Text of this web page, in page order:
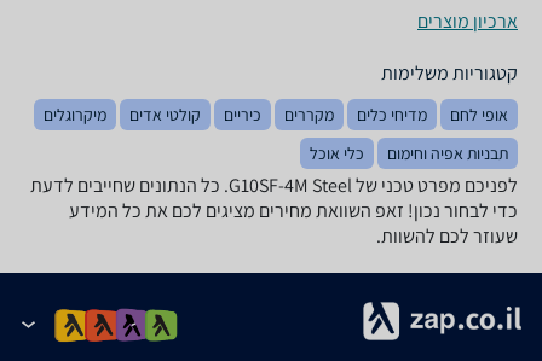
ארכיון מוצרים
קטגוריות משלימות
אופי לחם מדיחי כלים מקררים כיריים קולטי אדים
מיקרוגלים
תבניות אפיה וחימום
כלי אוכל
לפניכם מפרט טכני של G10SF-4M Steel. כל הנתונים שחייבים לדעת
כדי לבחור נכון! זאפ השוואת מחירים מציגים לכם את כל המידע
שעוזר לכם להשוות.